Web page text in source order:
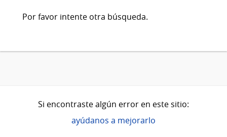
Por favor intente otra búsqueda.
Si encontraste algún error en este sitio:
ayúdanos a mejorarlo